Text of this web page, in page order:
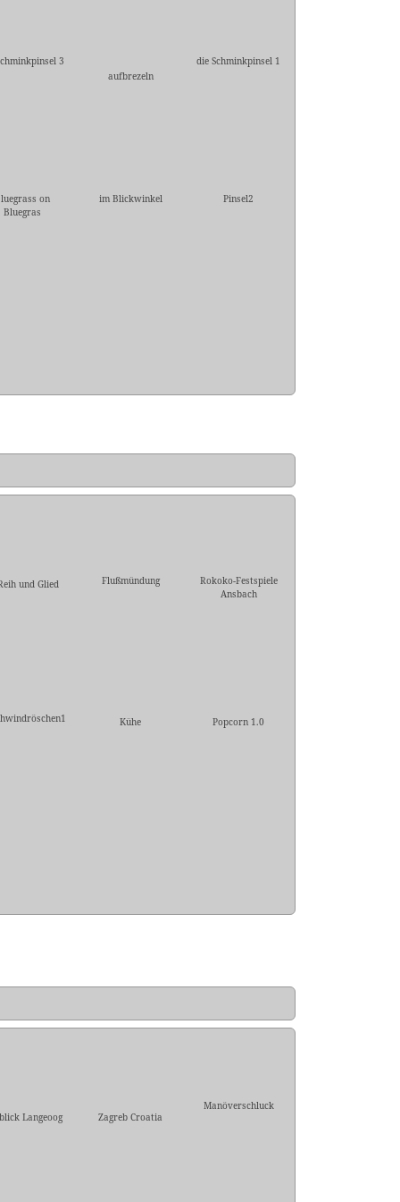
3
aufbrezeln
die Schminkpinsel 1
on
Bluegras
im Blickwinkel Pinsel2
und Glied Flußmündung
Rokoko-Festspiele
Ansbach
Kühe Popcorn 1.0
Langeoog Zagreb Croatia
Manöverschluck